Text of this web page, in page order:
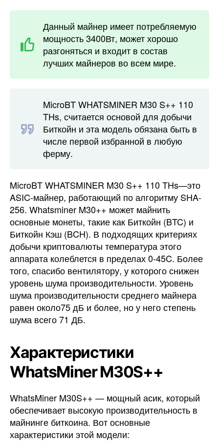
Данный майнер имеет потребляемую
мощность 3400Вт, может хорошо
разгоняться и входит в состав
лучших майнеров во всем мире.
MicroBT WHATSMINER M30 S++ 110
THs, считается основой для добычи
Биткойн и эта модель обязана быть в
числе первой избранной в любую
ферму.
MicroBT WHATSMINER M30 S++ 110 THs—это
ASIC-майнер, работающий по алгоритму SHA-
256. Whatsminer M30++ может майнить
основные монеты, такие как Биткойн (BTC) и
Биткойн Кэш (BCH). В подходящих критериях
добычи криптовалюты температура этого
аппарата колеблется в пределах 0-45C. Более
того, спасибо вентилятору, у которого снижен
уровень шума производительности. Уровень
шума производительности среднего майнера
равен около75 дБ и более, но у него степень
шума всего 71 ДБ.
Характеристики
WhatsMiner M30S++
WhatsMiner M30S++ — мощный асик, который
обеспечивает высокую производительность в
майнинге биткоина. Вот основные
характеристики этой модели: